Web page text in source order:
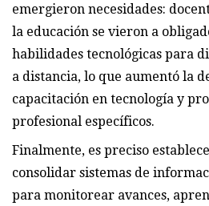
emergieron necesidades:
la educación se vieron a
habilidades tecnológicas para
a distancia, lo que aumentó la
capacitación en tecnología y
profesional específicos.
Finalmente, es preciso
consolidar sistemas de
para monitorear avances,